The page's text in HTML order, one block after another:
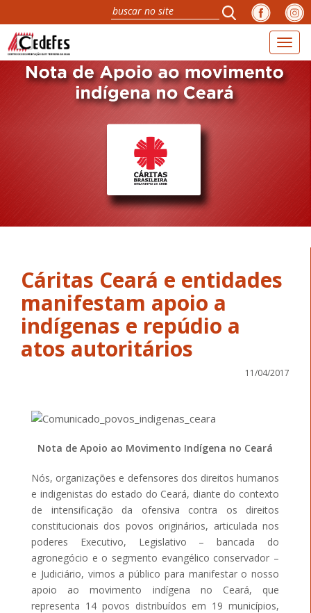
Cáritas Ceará e entidades
manifestam apoio a
indígenas e repúdio a
atos autoritários
11/04/2017
Nota de Apoio ao Movimento Indígena no Ceará
Nós, organizações e defensores dos direitos humanos
e indigenistas do estado do Ceará, diante do contexto
de intensificação da ofensiva contra os direitos
constitucionais dos povos originários, articulada nos
poderes Executivo, Legislativo – bancada do
agronegócio e o segmento evangélico conservador –
e Judiciário, vimos a público para manifestar o nosso
apoio ao movimento indígena no Ceará, que
representa 14 povos distribuídos em 19 municípios,